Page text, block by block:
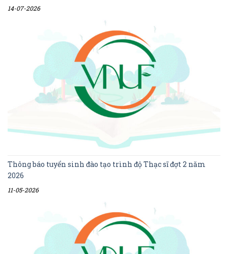
14-07-2026
Thông báo tuyển sinh đào tạo trình độ Thạc sĩ đợt 2 năm
2026
11-05-2026